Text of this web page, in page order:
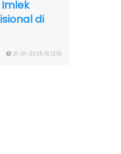
di
21-01-2025 15:12:16